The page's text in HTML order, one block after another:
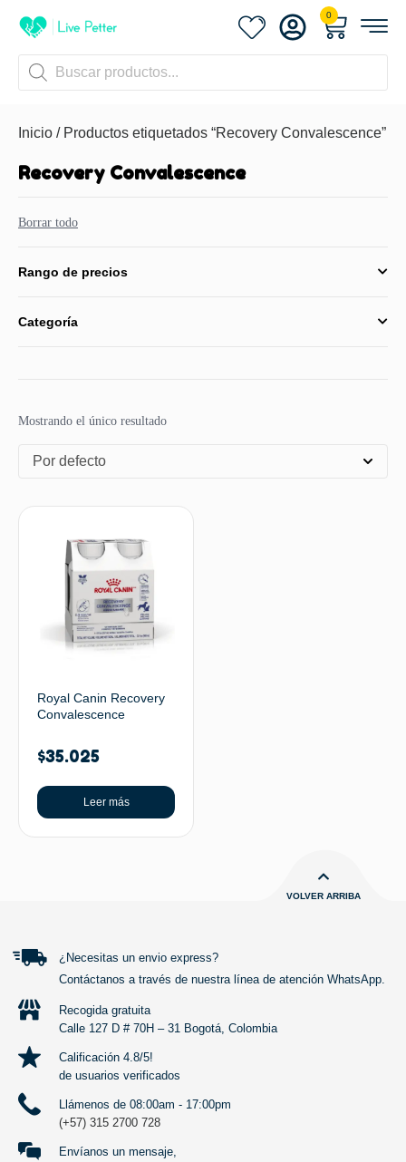
0
Inicio / Productos etiquetados “Recovery Convalescence”
Recovery Convalescence
Borrar todo
Rango de precios
Categoría
Mostrando el único resultado
Por defecto
Royal Canin Recovery
Convalescence
$35.025
Leer más
VOLVER ARRIBA
¿Necesitas un envio express?
Contáctanos a través de nuestra línea de atención WhatsApp.
Recogida gratuita
Calle 127 D # 70H – 31 Bogotá, Colombia
Calificación 4.8/5!
de usuarios verificados
Llámenos de 08:00am - 17:00pm
(+57) 315 2700 728
Envíanos un mensaje,